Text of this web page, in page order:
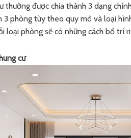
thường được chia thành 3 dạng
3 phòng tùy theo quy mô và loại
loại phòng sẽ có những cách bố trí
cư